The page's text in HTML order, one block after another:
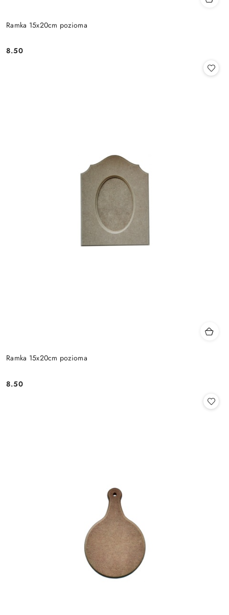
Ramka 15x20cm pozioma
Cena:
8.50
Ramka 15x20cm pozioma
Cena:
8.50